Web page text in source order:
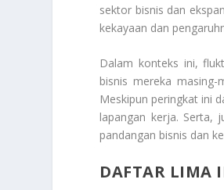
sektor bisnis dan
kekayaan dan
Dalam konteks ini,
bisnis mereka
Meskipun peringkat ini
lapangan kerja. Serta,
pandangan bisnis dan
DAFTAR LIMA